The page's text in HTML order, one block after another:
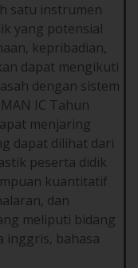
satu instrumen
yang potensial
kepribadian,
dapat mengikuti
dengan sistem
IC Tahun
menjaring
dapat dilihat dari
peserta didik
kuantitatif
dan
meliputi bidang
inggris, bahasa